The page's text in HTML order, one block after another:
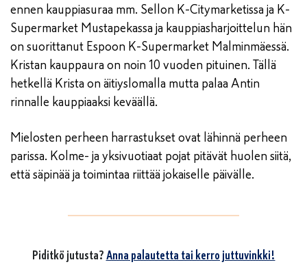
ennen kauppiasuraa mm. Sellon K-Citymarketissa ja K-
Supermarket Mustapekassa ja kauppiasharjoittelun hän
on suorittanut Espoon K-Supermarket Malminmäessä.
Kristan kauppaura on noin 10 vuoden pituinen. Tällä
hetkellä Krista on äitiyslomalla mutta palaa Antin
rinnalle kauppiaaksi keväällä.
Mielosten perheen harrastukset ovat lähinnä perheen
parissa. Kolme- ja yksivuotiaat pojat pitävät huolen siitä,
että säpinää ja toimintaa riittää jokaiselle päivälle.
Piditkö jutusta?Anna palautetta tai kerro juttuvinkki!